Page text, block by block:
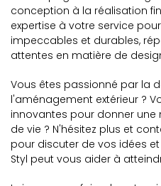
conception à la réalisation
expertise à votre service
impeccables et durables,
attentes en matière de
Vous êtes passionné par la
l'aménagement extérieur ?
innovantes pour donner une
de vie ? N'hésitez plus et
pour discuter de vos idées
Styl peut vous aider à